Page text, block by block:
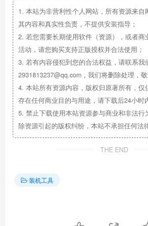
1. 本站为非营利性个人网站，所有资源来自
其内容和真实性负责，不提供安装指导；
2. 若您需要长期使用软件（资源），或者商
活动，请您购买支持正版授权并合法使用；
3. 若有内容侵犯到您的合法权益，请联系我
2931813237@qq.com，我们将删除处理，敬
4. 本站所有资源内容，版权归原著所有，仅
存在任何商业目的与用途，请下载后24小时
5. 禁止下载使用本站资源参与商业和非法行
除资源引起的版权纠纷，本站不承担任何法
THE END
装机工具